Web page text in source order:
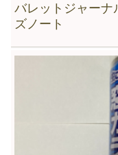
バレットジャー
ズノート